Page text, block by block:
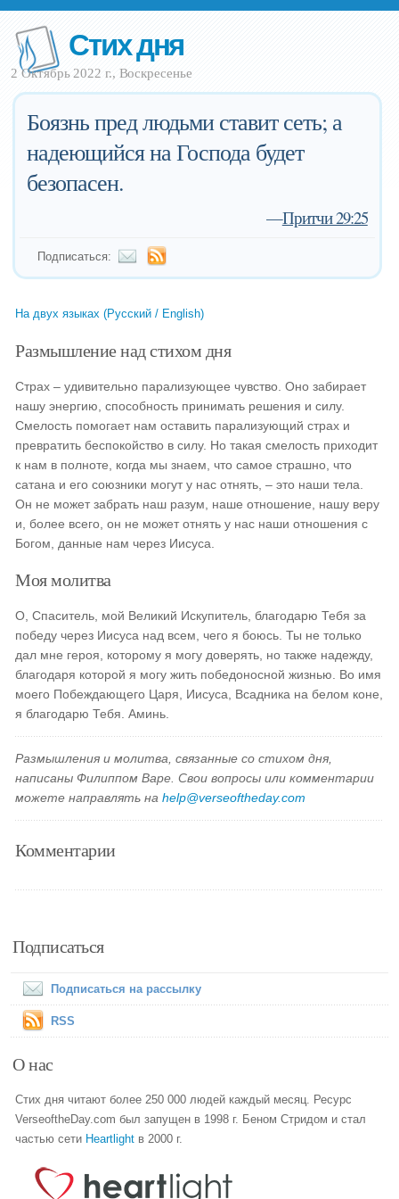
Стих дня
2 Октябрь 2022 г., Воскресенье
Боязнь пред людьми ставит сеть; а
надеющийся на Господа будет
безопасен.
—Притчи 29:25
Подписаться:
На двух языках (Русский / English)
Размышление над стихом дня
Страх – удивительно парализующее чувство. Оно забирает
нашу энергию, способность принимать решения и силу.
Смелость помогает нам оставить парализующий страх и
превратить беспокойство в силу. Но такая смелость приходит
к нам в полноте, когда мы знаем, что самое страшно, что
сатана и его союзники могут у нас отнять, – это наши тела.
Он не может забрать наш разум, наше отношение, нашу веру
и, более всего, он не может отнять у нас наши отношения с
Богом, данные нам через Иисуса.
Моя молитва
О, Спаситель, мой Великий Искупитель, благодарю Тебя за
победу через Иисуса над всем, чего я боюсь. Ты не только
дал мне героя, которому я могу доверять, но также надежду,
благодаря которой я могу жить победоносной жизнью. Во имя
моего Побеждающего Царя, Иисуса, Всадника на белом коне,
я благодарю Тебя. Аминь.
Размышления и молитва, связанные со стихом дня,
написаны Филиппом Варе. Свои вопросы или комментарии
можете направлять наhelp@verseoftheday.com
Комментарии
Подписаться
Подписаться на рассылку
RSS
О нас
Стих дня читают более 250 000 людей каждый месяц. Ресурс
VerseoftheDay.com был запущен в 1998 г. Беном Стридом и стал
частью сети Heartlight в 2000 г.